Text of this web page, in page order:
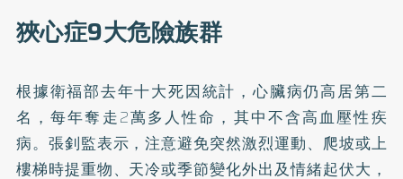
狹心症9大危險族群
根據衛福部去年十大死因統計，心臟病仍高居第二
名，每年奪走2萬多人性命，其中不含高血壓性疾
病。張釗監表示，注意避免突然激烈運動、爬坡或上
樓梯時提重物、天冷或季節變化外出及情緒起伏大，